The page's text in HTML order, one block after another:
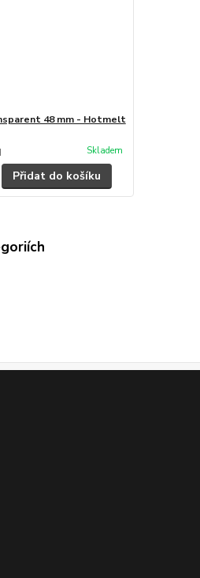
48 mm - Hotmelt
Skladem
Přidat do košíku